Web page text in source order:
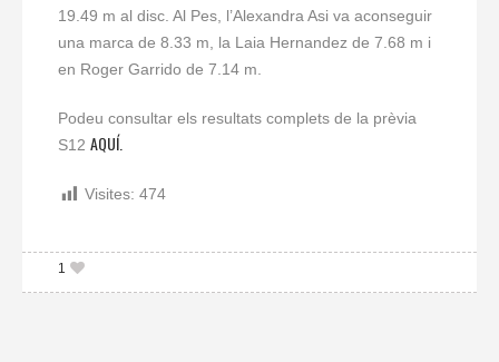
19.49 m al disc. Al Pes, l’Alexandra Asi va aconseguir
una marca de 8.33 m, la Laia Hernandez de 7.68 m i
en Roger Garrido de 7.14 m.
Podeu consultar els resultats complets de la prèvia
S12 AQUÍ.
Visites: 474
1